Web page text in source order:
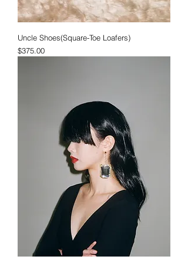
Uncle Shoes(Square-Toe Loafers)
価格
$375.00